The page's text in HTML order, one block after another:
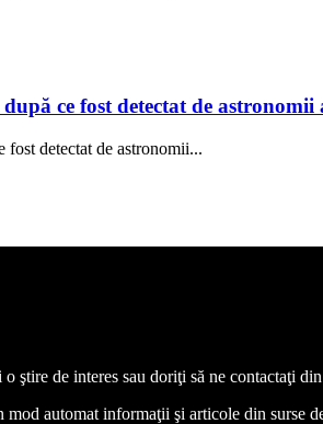
ce fost detectat de
fost detectat de astronomii...
o ştire de interes sau doriţi să ne contactaţi
mod automat informaţii şi articole din